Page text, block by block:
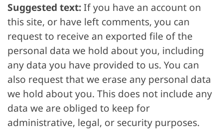
Suggested text:If you have an account on
this site, or have left comments, you can
request to receive an exported file of the
personal data we hold about you, including
any data you have provided to us. You can
also request that we erase any personal data
we hold about you. This does not include any
data we are obliged to keep for
administrative, legal, or security purposes.